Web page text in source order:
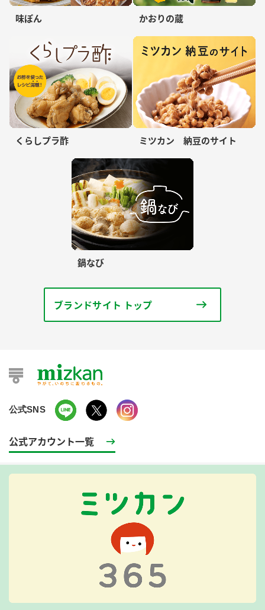
味ぽん かおりの蔵
くらしプラ酢 ミツカン 納豆のサイト
鍋なび
ブランドサイト トップ
公式SNS
公式アカウント一覧